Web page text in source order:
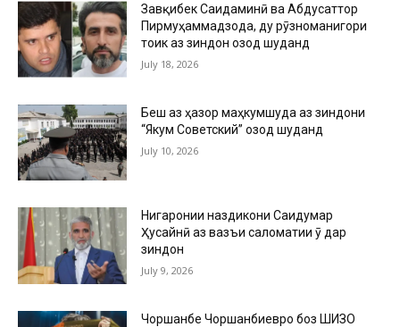
Завқибек Саидаминӣ ва Абдусаттор
Пирмуҳаммадзода, ду рӯзноманигори
тоҷик аз зиндон озод шуданд
July 18, 2026
Беш аз ҳазор маҳкумшуда аз зиндони
“Якум Советский” озод шуданд
July 10, 2026
Нигаронии наздикони Саидумар
Ҳусайнӣ аз вазъи саломатии ӯ дар
зиндон
July 9, 2026
Чоршанбе Чоршанбиевро боз ШИЗО